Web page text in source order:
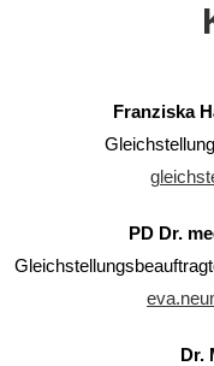
Franziska
PD Dr.
Dr.